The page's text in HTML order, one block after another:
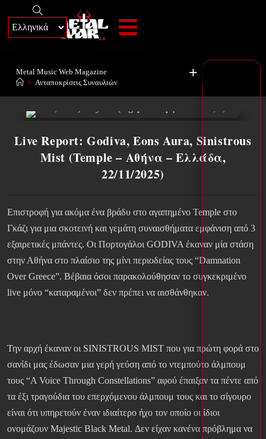
+
Metal Music Web Magazine
> Ανταποκρίσεις Συναυλιών
Live Report: Godiva, Eons Aura, Sinistrous
Mist (Temple – Αθήνα – Ελλάδα,
22/11/2025)
Επιστροφή για ακόμα ένα βράδυ στο αγαπημένο Temple στο
Γκάζι για μια σκοτεινή και γεμάτη συναισθήματα εμφάνιση από 3
εξαιρετικές μπάντες. Οι Πορτογάλοι GODIVA έκαναν μία στάση
στην Αθήνα στο πλαίσιο της μίνι περιοδείας τους “Damnation
Over Greece”. Βέβαια όσοι παρακολούθησαν το συγκεκριμένο
live μόνο “καταραμένοι” δεν πρέπει να αισθάνθηκαν.
Την αρχή έκαναν οι SINISTROUS MIST που για πρώτη φορά στο
σανίδι μας έδωσαν μια γερή γεύση από το ντεμπούτο άλμπουμ
τους “A Voice Through Constellations” αφού έπαιξαν τα πέντε από
τα έξι τραγούδια του επερχόμενου άλμπουμ τους και το σίγουρο
είναι ότι υπηρετούν έναν ιδιαίτερο ήχο τον οποίο οι ίδιοι
ονομάζουν Majestic Black Metal. Δεν είχαν κανένα πρόβλημα να